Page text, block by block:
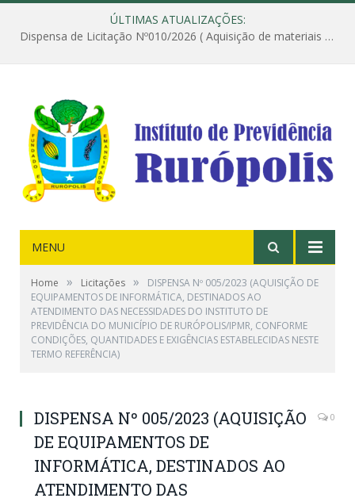
ÚLTIMAS ATUALIZAÇÕES:
Dispensa de Licitação Nº010/2026 ( Aquisição de materiais de construção destinados à execução dos serviços de instalação de janela, com a correspondente recomposição da parede, e construção de calçada nas dependências do Instituto de Previdência do Município de Rurópolis )
MENU
Home » Licitações »
DISPENSA Nº 005/2023 (AQUISIÇÃO DE
EQUIPAMENTOS DE INFORMÁTICA, DESTINADOS AO
ATENDIMENTO DAS NECESSIDADES DO INSTITUTO DE
PREVIDÊNCIA DO MUNICÍPIO DE RURÓPOLIS/IPMR, CONFORME
CONDIÇÕES, QUANTIDADES E EXIGÊNCIAS ESTABELECIDAS NESTE
TERMO REFERÊNCIA)
DISPENSA Nº 005/2023 (AQUISIÇÃO
DE EQUIPAMENTOS DE
INFORMÁTICA, DESTINADOS AO
ATENDIMENTO DAS
0